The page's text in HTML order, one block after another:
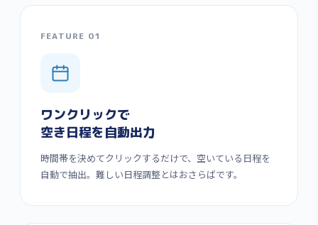
FEATURE 01
ワンクリックで
空き日程を自動出力
時間帯を決めてクリックするだけで、空いている日程を
自動で抽出。難しい日程調整とはおさらばです。